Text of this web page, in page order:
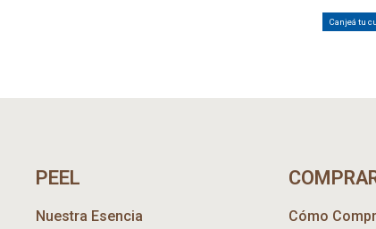
Canjeá tu
PEEL
Nuestra Esencia
Cómo